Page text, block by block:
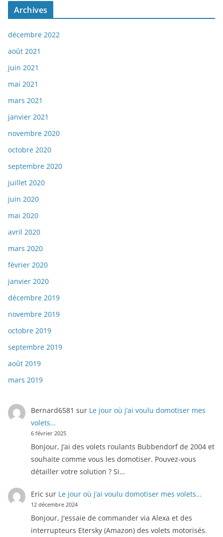
Archives
décembre 2022
août 2021
juin 2021
mai 2021
mars 2021
janvier 2021
novembre 2020
octobre 2020
septembre 2020
juillet 2020
juin 2020
mai 2020
avril 2020
mars 2020
février 2020
janvier 2020
décembre 2019
novembre 2019
octobre 2019
septembre 2019
août 2019
mars 2019
Bernard6581 sur Le jour où j’ai voulu domotiser mes
volets…
6 février 2025
Bonjour, J’ai des volets roulants Bubbendorf de 2004 et
souhaite comme vous les domotiser. Pouvez-vous
détailler votre solution ? Si…
Eric sur Le jour où j’ai voulu domotiser mes volets…
12 décembre 2024
Bonjour, J'essaie de commander via Alexa et des
interrupteurs Etersky (Amazon) des volets motorisés.